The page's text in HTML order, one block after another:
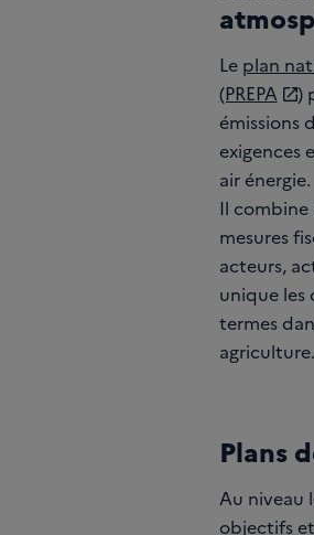
Le plan
(PREPA
)
émissions
exigences
air énergie.
Il
mesures
acteurs,
unique les
termes
agriculture.
Plans
Au niveau
objectifs